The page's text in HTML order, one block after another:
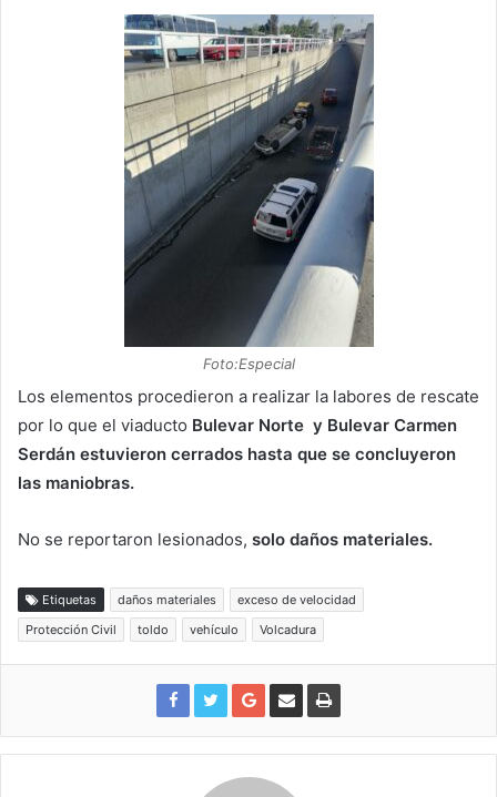
Foto:Especial
Los elementos procedieron a realizar la labores de rescate
por lo que el viaducto Bulevar Norte y Bulevar Carmen
Serdán estuvieron cerrados hasta que se concluyeron
las maniobras.
No se reportaron lesionados, solo daños materiales.
Etiquetas daños materiales
exceso de velocidad
Protección Civil
toldo vehículo Volcadura